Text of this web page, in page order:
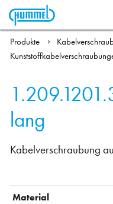
Produkte
lang
Kabelverschraubung
Material